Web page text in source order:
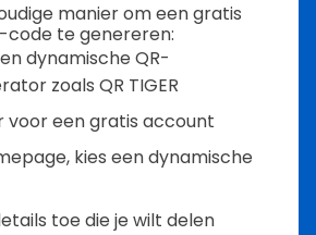
manier om een gratis
code te genereren:
dynamische QR-
zoals QR TIGER
voor een gratis account
kies een dynamische
toe die je wilt delen